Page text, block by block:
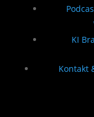
KI
Kontakt